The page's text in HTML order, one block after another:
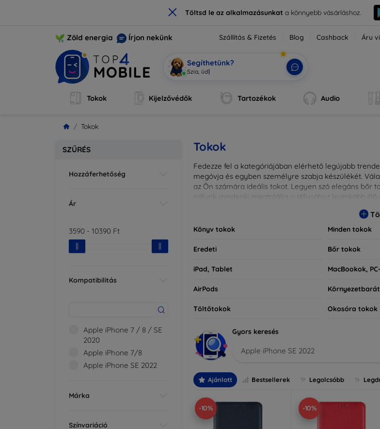
× Töltsd le az alkalmazásunkata könnyebb vásárláshoz.
Zöld energia Írjon nekünk Szállítás & Fizetés Blog Cashback Áru
Segíthetünk?
Mobi vagyok,
Tokok Kijelzővédők Tartozékok Audio
Tokok
SZŰRÉS
Hozzáferhetőség
Ár
3590 - 10390 Ft
Kompatibilitás
Apple iPhone 7 / 8 / SE
2020
Apple iPhone 7/8
Apple iPhone SE 2022
Márka
Színvariáció
Tokok
Fedezze fel a kategóriájában elérhető legújabb
megóvja és egyben személyre szabja készülékét.
az Ön számára ideális tokot. Legyen szó elegáns bőr
nálunk mindenki megtalálja a stílusához leginkább
Könyv tokok Minden tokok
Eredeti Bőr tokok
iPad, Tablet MacBookok,
AirPods Környezetbarát
Töltőtokok Okosóra tokok
Gyors keresés
Apple iPhone SE 2022
Ajánlott Bestsellerek Legolcsóbb
-10% -10%